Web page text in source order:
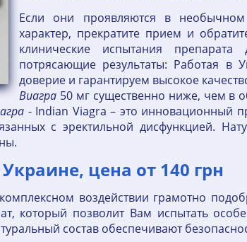
Если они проявляются в
характер, прекратите прием и
клинические испытания
потрясающие результаты: Работая
доверие и гарантируем высокое
Виагра 50 мг существенно ниже, чем в
- Indian Viagra – это инновационный
с эректильной дисфункцией.
цена от 140 грн
воздействии грамотно
который позволит Вам испытать
состав обеспечивают